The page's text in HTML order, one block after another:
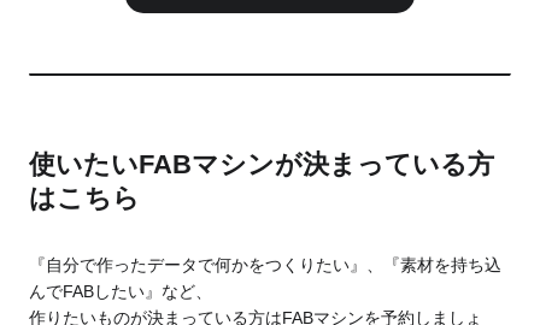
使いたいFABマシンが決まっている方
はこちら
『自分で作ったデータで何かをつくりたい』、『素材を持ち込
んでFABしたい』など、
作りたいものが決まっている方はFABマシンを予約しましょ